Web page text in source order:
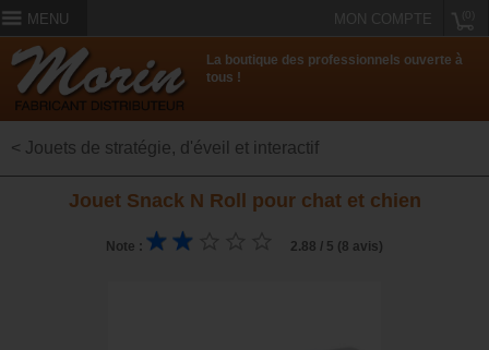
MENU MON COMPTE
La boutique des professionnels ouverte à
tous !
< Jouets de stratégie, d'éveil et interactif
Jouet Snack N Roll pour chat et chien
Note : 2.88 / 5 (8 avis)